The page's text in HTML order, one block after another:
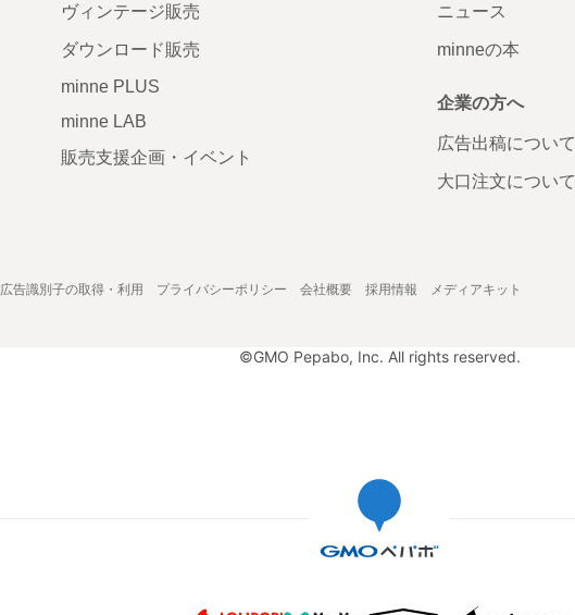
ヴィンテージ販売
ダウンロード販売
minne PLUS
minne LAB
販売支援企画・イベント
ニュース
minneの本
企業の方へ
広告出稿について
大口注文について
広告識別子の取得・利用 プライバシーポリシー 会社概要 採用情報 メディアキット
©GMO Pepabo, Inc. All rights reserved.